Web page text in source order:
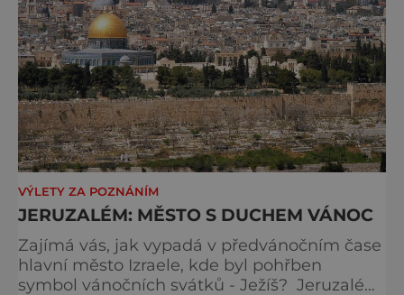
VÝLETY ZA POZNÁNÍM
JERUZALÉM: MĚSTO S DUCHEM VÁNOC
Zajímá vás, jak vypadá v předvánočním čase
hlavní město Izraele, kde byl pohřben
symbol vánočních svátků - Ježíš? Jeruzalém